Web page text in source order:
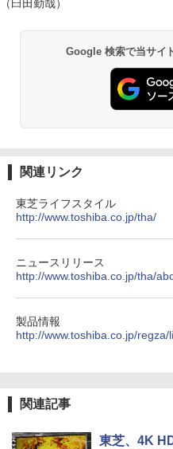
（臼田勤哉）
Google 検索で当サイ
関連リンク
東芝ライフスタイル
http://www.toshiba.co.jp/tha/
ニュースリリース
http://www.toshiba.co.jp/tha/
製品情報
http://www.toshiba.co.jp/
関連記事
東芝、4K